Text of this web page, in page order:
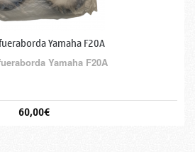
Yamaha F20A
Yamaha F20A
60,00€